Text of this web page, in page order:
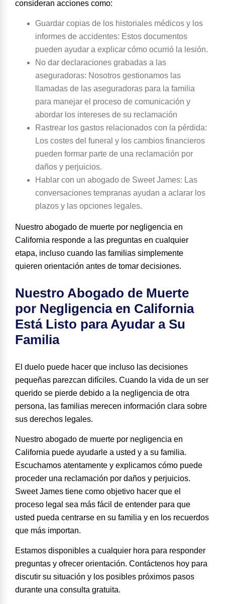
consideran acciones como:
Guardar copias de los historiales médicos y los
informes de accidentes: Estos documentos
pueden ayudar a explicar cómo ocurrió la lesión.
No dar declaraciones grabadas a las
aseguradoras: Nosotros gestionamos las
llamadas de las aseguradoras para la familia
para manejar el proceso de comunicación y
abordar los intereses de su reclamación
Rastrear los gastos relacionados con la pérdida:
Los costes del funeral y los cambios financieros
pueden formar parte de una reclamación por
daños y perjuicios.
Hablar con un abogado de Sweet James: Las
conversaciones tempranas ayudan a aclarar los
plazos y las opciones legales.
Nuestro abogado de muerte por negligencia en
California responde a las preguntas en cualquier
etapa, incluso cuando las familias simplemente
quieren orientación antes de tomar decisiones.
Nuestro Abogado de Muerte
por Negligencia en California
Está Listo para Ayudar a Su
Familia
El duelo puede hacer que incluso las decisiones
pequeñas parezcan difíciles. Cuando la vida de un ser
querido se pierde debido a la negligencia de otra
persona, las familias merecen información clara sobre
sus derechos legales.
Nuestro abogado de muerte por negligencia en
California puede ayudarle a usted y a su familia.
Escuchamos atentamente y explicamos cómo puede
proceder una reclamación por daños y perjuicios.
Sweet James tiene como objetivo hacer que el
proceso legal sea más fácil de entender para que
usted pueda centrarse en su familia y en los recuerdos
que más importan.
Estamos disponibles a cualquier hora para responder
preguntas y ofrecer orientación. Contáctenos hoy para
discutir su situación y los posibles próximos pasos
durante una consulta gratuita.